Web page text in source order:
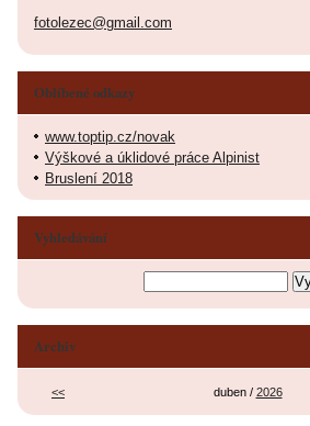
fotolezec@gmail.com
Oblíbené odkazy
www.toptip.cz/novak
Výškové a úklidové práce Alpinist
Bruslení 2018
Vyhledávání
Archiv
<< duben / 2026